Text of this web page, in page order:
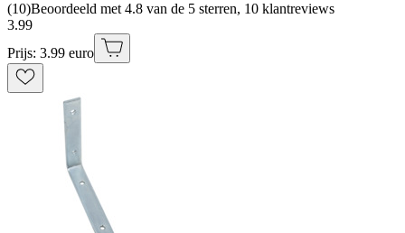
(10)Beoordeeld met 4.8 van de 5 sterren, 10 klantreviews
3.99
Prijs: 3.99 euro